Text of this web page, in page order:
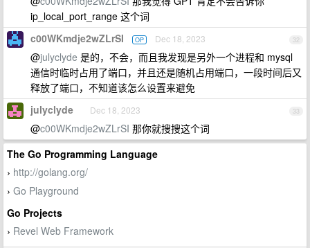
ip_local_port_range 这个词
32
c00WKmdje2wZLrSI OP Dec 18, 2023
@julyclyde 是的，不会，而且我发现是另外一个进程和 mysql
通信时临时占用了端口，并且还是随机占用端口，一段时间后又
释放了端口，不知道该怎么设置来避免
33
julyclyde Dec 18, 2023
@c00WKmdje2wZLrSI 那你就搜搜这个词
The Go Programming Language
› http://golang.org/
› Go Playground
Go Projects
› Revel Web Framework